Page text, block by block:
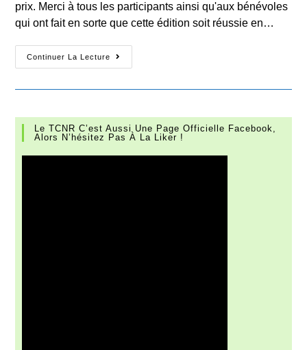
prix. Merci à tous les participants ainsi qu'aux bénévoles
qui ont fait en sorte que cette édition soit réussie en…
Continuer La Lecture
–
Le TCNR C’est Aussi Une Page Officielle Facebook,
Alors N’hésitez Pas À La Liker !